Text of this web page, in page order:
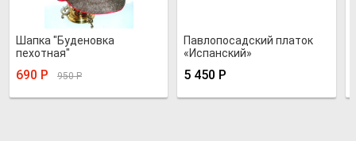
Шапка "Буденовка
пехотная"
690 Р 950Р
Павлопосадский платок
«Испанский»
5 450 Р